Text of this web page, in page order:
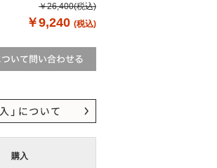
￥26,400(税込)
￥9,240 (税込)
購入